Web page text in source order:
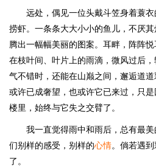
远处，偶见一位头戴斗笠身着蓑
捞虾。一条条大大小小的鱼儿，不厌
腾出一幅幅美丽的图案。耳畔，阵阵
在枝叶间、叶片上的雨滴，微风过后
气不错时，还能在山巅之间，邂逅道
或许已成奢望，也或许它已来过，只
楼里，始终与它失之交臂了。
我一直觉得雨中和雨后，总有最
们别样的感受，别样的心情。倘若遇
了。